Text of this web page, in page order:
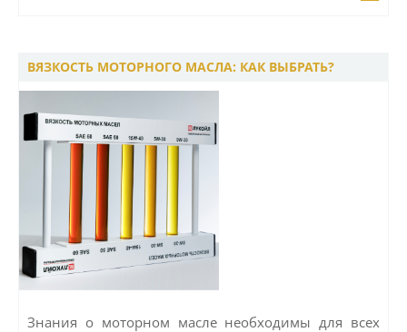
ВЯЗКОСТЬ МОТОРНОГО МАСЛА: КАК ВЫБРАТЬ?
Знания о моторном масле необходимы для всех